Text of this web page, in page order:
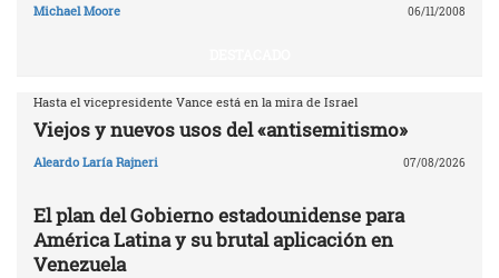
Michael Moore 06/11/2008
Hasta el vicepresidente Vance está en la mira de Israel
Viejos y nuevos usos del «antisemitismo»
Aleardo Laría Rajneri 07/08/2026
El plan del Gobierno estadounidense para
América Latina y su brutal aplicación en
Venezuela